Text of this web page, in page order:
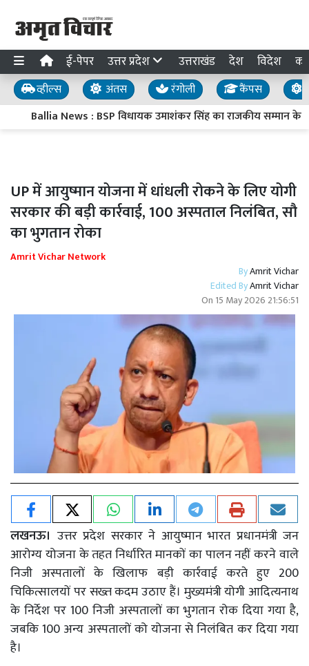
ई-पेपर उत्तर प्रदेश उत्तराखंड देश विदेश
व्हील्स अंतस रंगोली कैंपस
Ballia News : BSP विधायक उमाशंकर सिंह का राजकीय सम्मान के
UP में आयुष्मान योजना में धांधली रोकने के लिए योगी
सरकार की बड़ी कार्रवाई, 100 अस्पताल निलंबित, सौ
का भुगतान रोका
Amrit Vichar Network
ByAmrit Vichar
Edited ByAmrit Vichar
On 15 May 2026 21:56:51
लखनऊ। उत्तर प्रदेश सरकार ने आयुष्मान भारत प्रधानमंत्री जन
आरोग्य योजना के तहत निर्धारित मानकों का पालन नहीं करने वाले
निजी अस्पतालों के खिलाफ बड़ी कार्रवाई करते हुए 200
चिकित्सालयों पर सख्त कदम उठाए हैं। मुख्यमंत्री योगी आदित्यनाथ
के निर्देश पर 100 निजी अस्पतालों का भुगतान रोक दिया गया है,
जबकि 100 अन्य अस्पतालों को योजना से निलंबित कर दिया गया
है।